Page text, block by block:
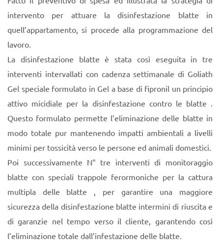
intervento per attuare la disinfestazione blatte in
quell’appartamento, si procede alla programmazione del
lavoro.
La disinfestazione blatte è stata così eseguita in tre
interventi intervallati con cadenza settimanale di Goliath
Gel speciale formulato in Gel a base di fipronil un principio
attivo micidiale per la disinfestazione contro le blatte .
Questo formulato permette l’eliminazione delle blatte in
modo totale pur mantenendo impatti ambientali a livelli
minimi per tossicità verso le persone ed animali domestici.
Poi successivamente N° tre interventi di monitoraggio
blatte con speciali trappole ferormoniche per la cattura
multipla delle blatte , per garantire una maggiore
sicurezza della disinfestazione blatte intermini di riuscita e
di garanzie nel tempo verso il cliente, garantendo così
l’eliminazione totale dall’infestazione delle blatte.